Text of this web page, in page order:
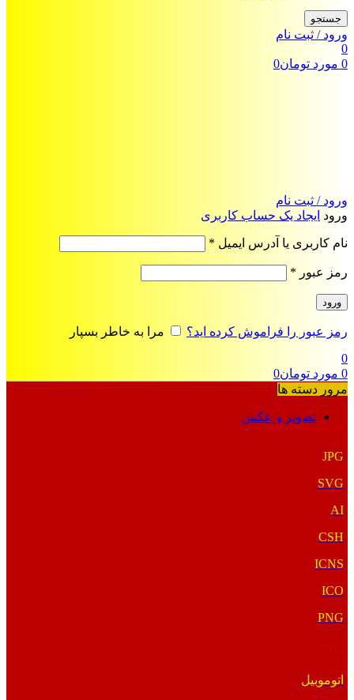
جستجو
ورود / ثبت نام
0
0 مورد تومان0
ورود / ثبت نام
ورود ایجاد یک حساب کاربری
نام کاربری یا آدرس ایمیل *
رمز عبور *
ورود
رمز عبور را فراموش کرده اید؟
مرا به خاطر بسپار
0
0 مورد تومان0
مرور دسته ها
تصویر و عکس
فرمت‌های خاص
JPG
SVG
AI
CSH
ICNS
ICO
PNG
اتوموبیل